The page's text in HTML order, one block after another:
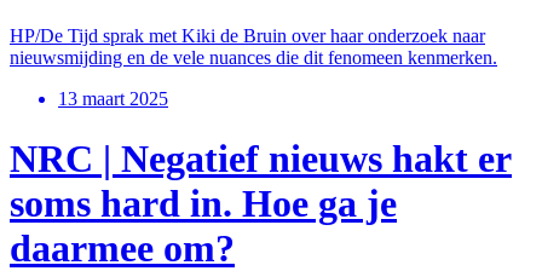
HP/De Tijd sprak met Kiki de Bruin over haar onderzoek naar
nieuwsmijding en de vele nuances die dit fenomeen kenmerken.
13 maart 2025
NRC | Negatief nieuws hakt er
soms hard in. Hoe ga je
daarmee om?